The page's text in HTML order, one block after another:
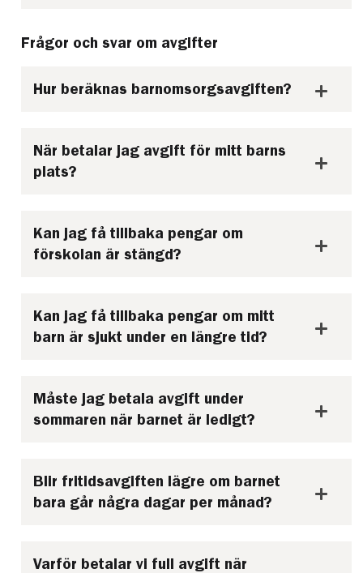
Frågor och svar om avgifter
Hur beräknas barnomsorgsavgiften?
När betalar jag avgift för mitt barns
plats?
Kan jag få tillbaka pengar om
förskolan är stängd?
Kan jag få tillbaka pengar om mitt
barn är sjukt under en längre tid?
Måste jag betala avgift under
sommaren när barnet är ledigt?
Blir fritidsavgiften lägre om barnet
bara går några dagar per månad?
Varför betalar vi full avgift när